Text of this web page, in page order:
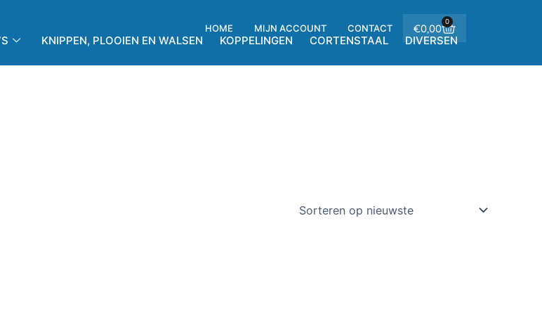
€0,00 0
Winkelwagen
HOME MIJN ACCOUNT CONTACT
KNIPPEN, PLOOIEN EN WALSEN KOPPELINGEN CORTENSTAAL DIVERSEN